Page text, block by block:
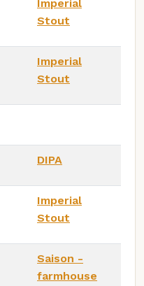
Imperial
Stout
Imperial
Stout
DIPA
Imperial
Stout
Saison -
farmhouse